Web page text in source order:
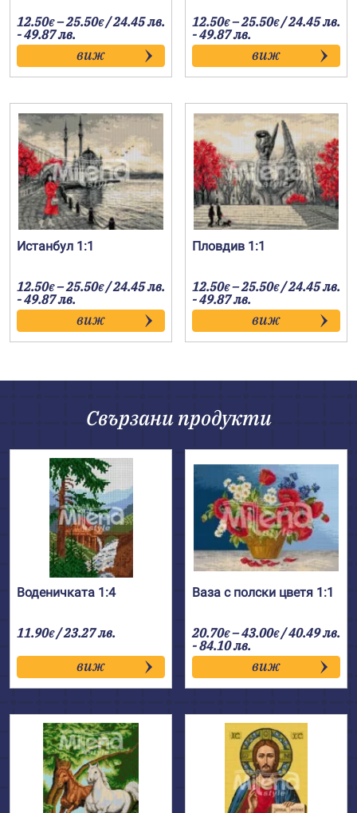
12.50€ –25.50€Price
range:
12.50€
through
25.50€
/ 24.45 лв.
- 49.87 лв.
виж
12.50€ –25.50€Price
range:
12.50€
through
25.50€
/ 24.45 лв.
- 49.87 лв.
виж
Истанбул 1:1
12.50€ –25.50€Price
range:
12.50€
through
25.50€
/ 24.45 лв.
- 49.87 лв.
виж
Пловдив 1:1
12.50€ –25.50€Price
range:
12.50€
through
25.50€
/ 24.45 лв.
- 49.87 лв.
виж
Свързани продукти
Воденичката 1:4
11.90€/ 23.27 лв.
виж
Ваза с полски цветя 1:1
20.70€ –43.00€Price
range:
20.70€
through
43.00€
/ 40.49 лв.
- 84.10 лв.
виж